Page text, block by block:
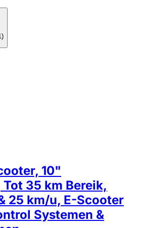
)
10"
35 km Bereik,
25 km/u, E-Scooter
Systemen &